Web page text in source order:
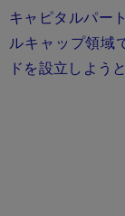
キャピタルパー
ルキャップ領域
ドを設立しよう